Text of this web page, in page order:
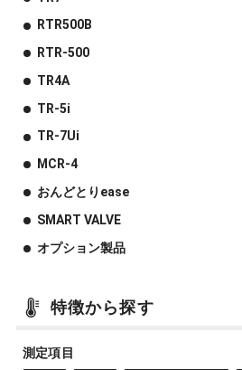
RTR500B
RTR-500
TR4A
TR-5i
TR-7Ui
MCR-4
おんどとりease
SMART VALVE
オプション製品
特徴から探す
測定項目